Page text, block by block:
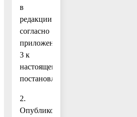
в
редакции
согласно
приложению
3 к
настоящему
постановлению.
2.
Опубликовать